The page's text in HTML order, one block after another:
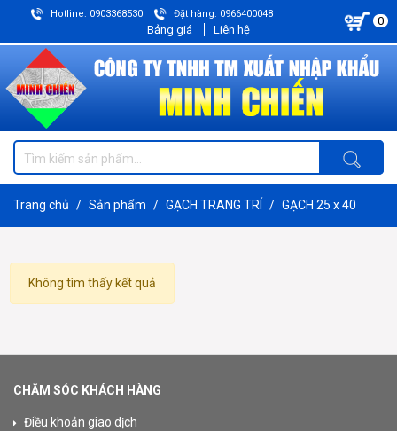
Hotline: 0903368530 Đặt hàng: 0966400048
0
Bảng giá Liên hệ
Trang chủ Sản phẩm GẠCH TRANG TRÍ GẠCH 25 x 40
Không tìm thấy kết quả
CHĂM SÓC KHÁCH HÀNG
Điều khoản giao dịch